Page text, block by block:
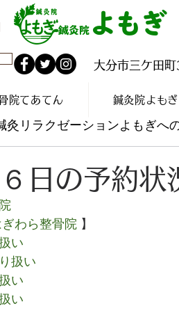
鍼灸院 よもぎ
大分市三ケ田
院てあてん 鍼灸院よもぎ
灸リラクゼーションよもぎへ
日の予約状
わら整骨院 】
い
扱い
い
い